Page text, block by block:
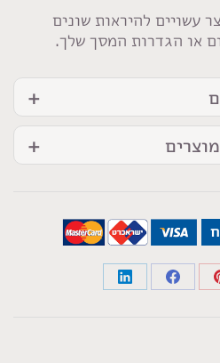
עשויים להיראות שונים
או הגדרות המסך שלך.
Share
Share